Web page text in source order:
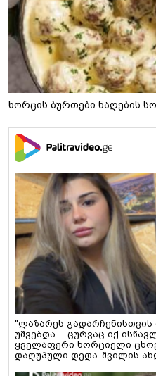
ხორცის ბურთები ნაღების
"ლაზარეს
უშვებდა… ცურვაც იქ
ყველაფერი ხორციელი
დაღუპული დედა-შვილის